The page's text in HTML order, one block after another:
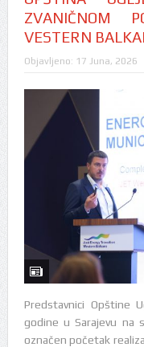
ZVANIČNOM
VESTERN
Objavljeno: 17 Juna, 2026
Predstavnici Opštine
godine u Sarajevu na
označen početak